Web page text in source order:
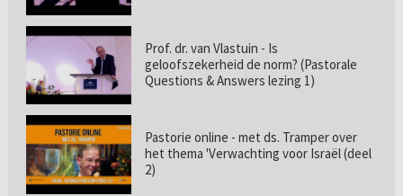
Prof. dr. van Vlastuin - Is
geloofszekerheid de norm? (Pastorale
Questions & Answers lezing 1)
Pastorie online - met ds. Tramper over
het thema 'Verwachting voor Israël (deel
2)